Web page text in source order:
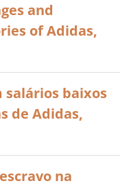
and
of Adidas,
baixos
de Adidas,
na